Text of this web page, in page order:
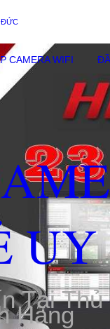
ĐỨC
CAMERA WIFI
Tại
Hãng